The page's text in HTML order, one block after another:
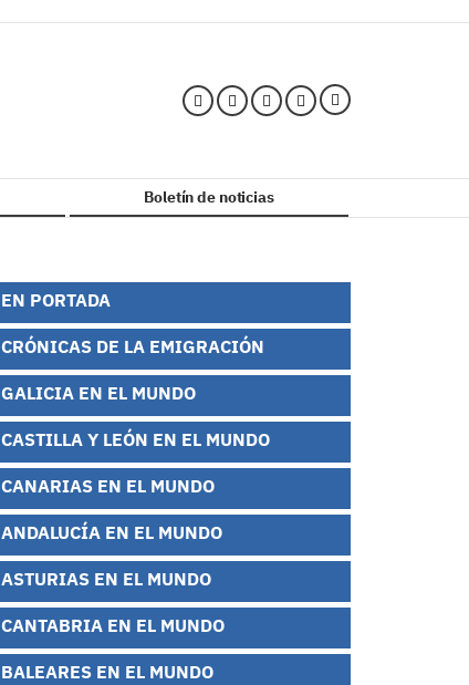
Boletín de noticias
EN PORTADA
CRÓNICAS DE LA EMIGRACIÓN
GALICIA EN EL MUNDO
CASTILLA Y LEÓN EN EL MUNDO
CANARIAS EN EL MUNDO
ANDALUCÍA EN EL MUNDO
ASTURIAS EN EL MUNDO
CANTABRIA EN EL MUNDO
BALEARES EN EL MUNDO